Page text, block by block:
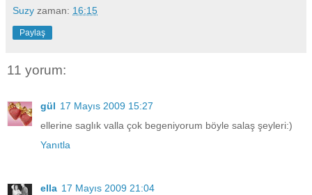
Suzy zaman: 16:15
Paylaş
11 yorum:
gül 17 Mayıs 2009 15:27
ellerine saglık valla çok begeniyorum böyle salaş şeyleri:)
Yanıtla
ella 17 Mayıs 2009 21:04